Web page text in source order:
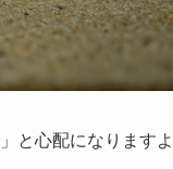
と心配になりますよ